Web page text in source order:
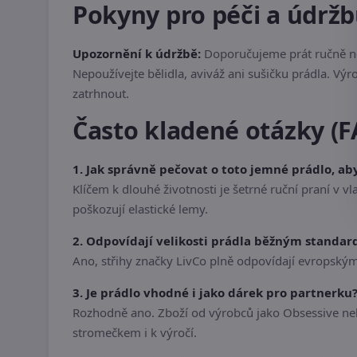
Pokyny pro péči a
Upozornění k údržbě: Doporučujeme prát ručně
Nepoužívejte bělidla, aviváž ani sušičku prádla.
zatrhnout.
Často kladené otázky
1. Jak správně pečovat o toto jemné prádlo,
Klíčem k dlouhé životnosti je šetrné ruční praní v
poškozují elastické lemy.
2. Odpovídají velikosti prádla běžným
Ano, střihy značky LivCo plně odpovídají
3. Je prádlo vhodné i jako dárek pro partnerku?
Rozhodně ano. Zboží od výrobců jako Obsessive
stromečkem i k výročí.